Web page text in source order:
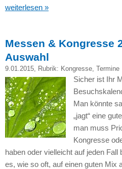
weiterlesen »
Messen & Kongresse
Auswahl
9.01.2015, Rubrik: Kongresse, Termine
Sicher ist Ihr
Man könnte
„jagt“ eine
man muss
Kongresse
haben oder vielleicht auf jeden
es, wie so oft, auf einen guten Mix